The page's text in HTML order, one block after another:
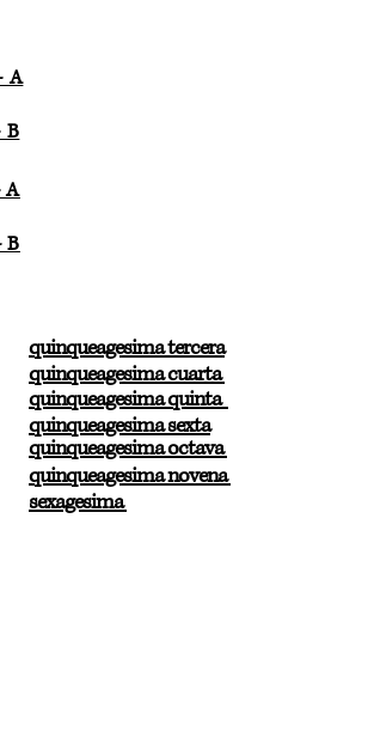
A
B
A
B
quinqueagesima octava
quinqueagesima novena
sexagesima
quinqueagesima tercera
quinqueagesima cuarta
quinqueagesima quinta
quinqueagesima sexta